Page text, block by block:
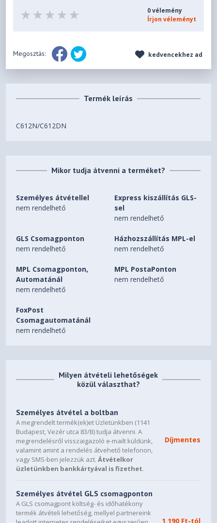
0 vélemény
Írjon véleményt
Megosztás: kedvencekhez ad
Termék leírás
C612N/C612DN
Mikor tudja átvenni a terméket?
Személyes átvétellel
nem rendelhető
Express kiszállítás GLS-
sel
nem rendelhető
GLS Csomagponton
nem rendelhető
Házhozszállítás MPL-el
nem rendelhető
MPL Csomagponton,
Automatánál
nem rendelhető
MPL PostaPonton
nem rendelhető
FoxPost
Csomagautomatánál
nem rendelhető
Milyen átvételi lehetőségek
közül választhat?
Személyes átvétel a boltban
A megrendelt termék(ek)et Üzletünkben (1141
Budapest, Vezér utca 83/B) tudja átvenni. A
megrendelésről visszaigazoló e-mailt küldünk,
valamint amint a rendelés átvehető telefonon,
vagy SMS-ben jelezzük azt.Átvételkor
üzletünkben bankkártyával is fizethet.
Díjmentes
Személyes átvétel GLS csomagponton
A GLS csomagpont költség- és időhatékony
termék átvételi lehetőség, mellyel partnereink
1 190 Ft-tól